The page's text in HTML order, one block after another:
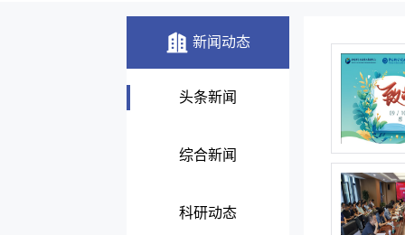
新闻动态
头条新闻
综合新闻
科研动态